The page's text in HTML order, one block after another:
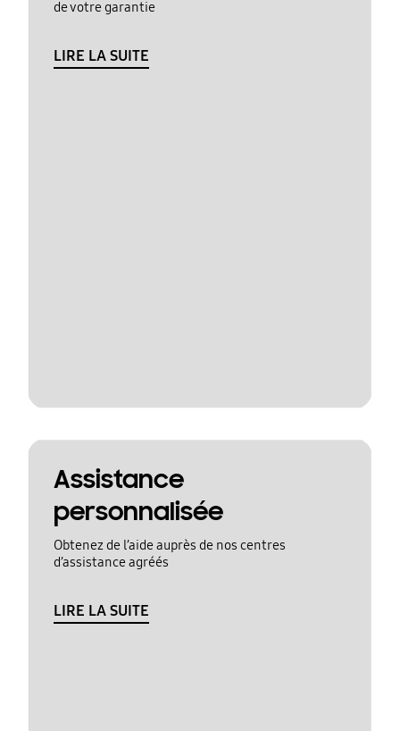
de votre garantie
LIRE LA SUITE
Assistance
personnalisée
Obtenez de l’aide auprès de nos centres
d’assistance agréés
LIRE LA SUITE